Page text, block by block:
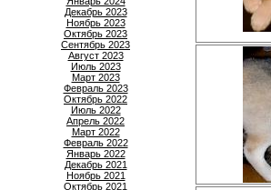
Декабрь 2023
Ноябрь 2023
Октябрь 2023
Сентябрь 2023
Август 2023
Июль 2023
Март 2023
Февраль 2023
Октябрь 2022
Июль 2022
Апрель 2022
Март 2022
Февраль 2022
Январь 2022
Декабрь 2021
Ноябрь 2021
Октябрь 2021